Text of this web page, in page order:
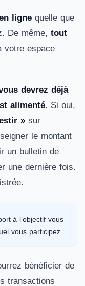
lignequelle que
De même, tout
votre espace
devrez déjà
alimenté. Si oui,
»sur
le montant
un bulletin de
une dernière fois.
à l’objectif vous
vous participez.
bénéficier de
transactions